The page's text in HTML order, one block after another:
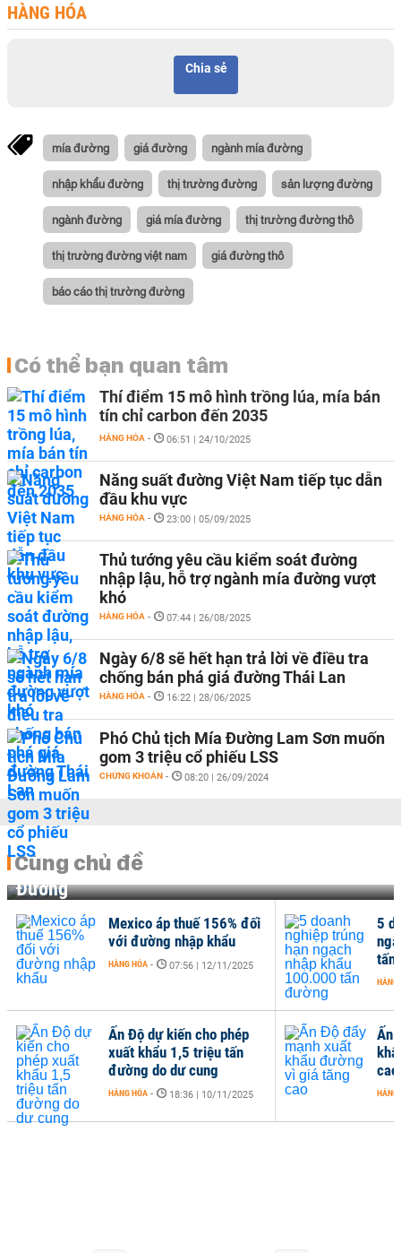
HÀNG HÓA
Chia sẻ
mía đường giá đường ngành mía đường
nhập khẩu đường thị trường đường sản lượng đường
ngành đường giá mía đường thị trường đường thô
thị trường đường việt nam giá đường thô
báo cáo thị trường đường
Có thể bạn quan tâm
Thí điểm 15 mô hình trồng lúa, mía bán
tín chỉ carbon đến 2035
HÀNG HÓA - 06:51 | 24/10/2025
Năng suất đường Việt Nam tiếp tục dẫn
đầu khu vực
HÀNG HÓA - 23:00 | 05/09/2025
Thủ tướng yêu cầu kiểm soát đường
nhập lậu, hỗ trợ ngành mía đường vượt
khó
HÀNG HÓA - 07:44 | 26/08/2025
Ngày 6/8 sẽ hết hạn trả lời về điều tra
chống bán phá giá đường Thái Lan
HÀNG HÓA - 16:22 | 28/06/2025
Phó Chủ tịch Mía Đường Lam Sơn muốn
gom 3 triệu cổ phiếu LSS
CHỨNG KHOÁN - 08:20 | 26/09/2024
Cùng chủ đề
Đường
Ấn
cao
HÀNG
Mexico áp thuế 156% đối
với đường nhập khẩu
HÀNG HÓA - 07:56 | 12/11/2025
Ấn Độ dự kiến cho phép
xuất khẩu 1,5 triệu tấn
đường do dư cung
HÀNG HÓA - 18:36 | 10/11/2025
5
tấn
HÀNG